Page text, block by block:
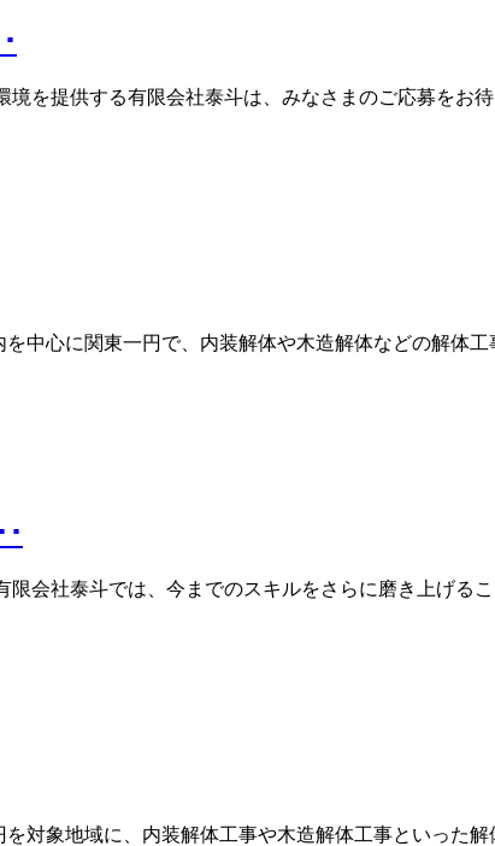
を提供する有限会社泰斗は、みなさまのご応募をお
中心に関東一円で、内装解体や木造解体などの解体
会社泰斗では、今までのスキルをさらに磨き上げる
対象地域に、内装解体工事や木造解体工事といった